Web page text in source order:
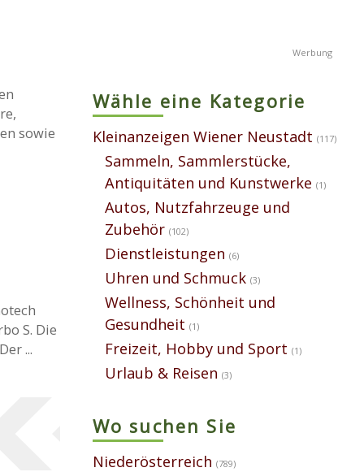
sowie
S. Die
...
Wähle eine Kategorie
Kleinanzeigen Wiener Neustadt (117)
Sammeln, Sammlerstücke,
Antiquitäten und Kunstwerke (1)
Autos, Nutzfahrzeuge und
Zubehör (102)
Dienstleistungen (6)
Uhren und Schmuck (3)
Wellness, Schönheit und
Gesundheit (1)
Freizeit, Hobby und Sport (1)
Urlaub & Reisen (3)
Wo suchen Sie
Niederösterreich (789)